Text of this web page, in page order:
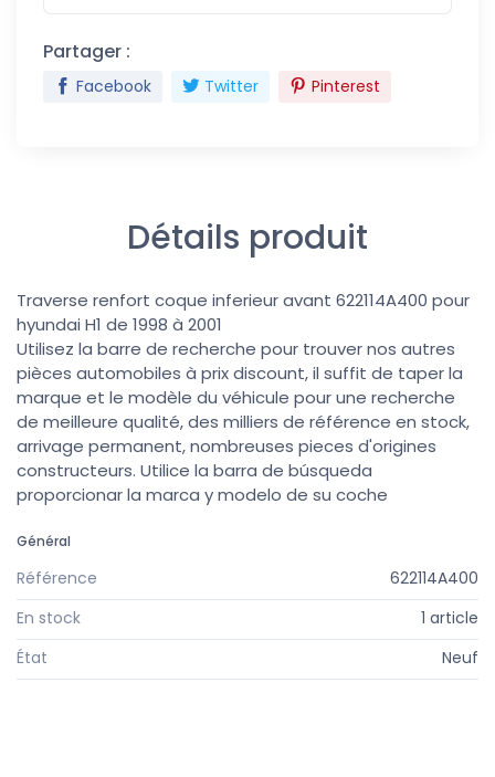
Partager :
Facebook Twitter Pinterest
Détails produit
Traverse renfort coque inferieur avant 622114A400 pour
hyundai H1 de 1998 à 2001
Utilisez la barre de recherche pour trouver nos autres
pièces automobiles à prix discount, il suffit de taper la
marque et le modèle du véhicule pour une recherche
de meilleure qualité, des milliers de référence en stock,
arrivage permanent, nombreuses pieces d'origines
constructeurs. Utilice la barra de búsqueda
proporcionar la marca y modelo de su coche
Général
Référence
622114A400
En stock
1 article
État
Neuf